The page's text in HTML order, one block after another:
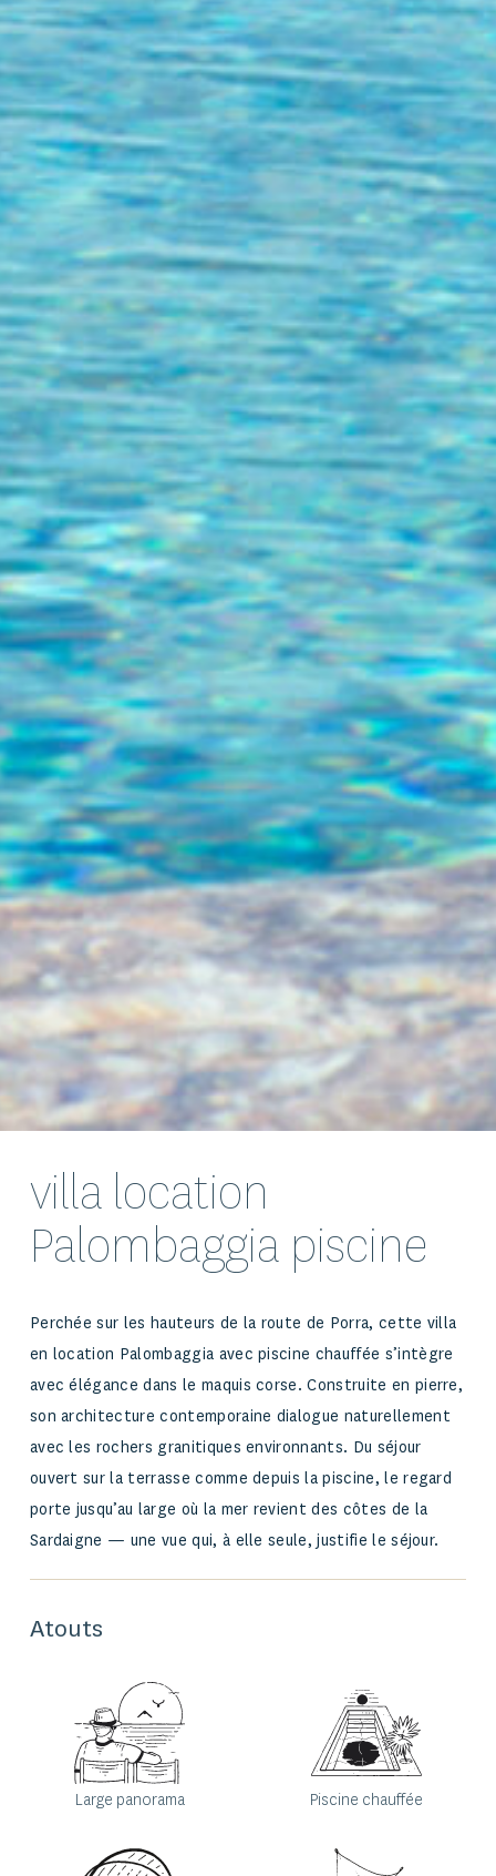
villa location
Palombaggia piscine
Perchée sur les hauteurs de la route de Porra, cette villa
en location Palombaggia avec piscine chauffée s’intègre
avec élégance dans le maquis corse. Construite en pierre,
son architecture contemporaine dialogue naturellement
avec les rochers granitiques environnants. Du séjour
ouvert sur la terrasse comme depuis la piscine, le regard
porte jusqu’au large où la mer revient des côtes de la
Sardaigne — une vue qui, à elle seule, justifie le séjour.
Atouts
Large panorama Piscine chauffée